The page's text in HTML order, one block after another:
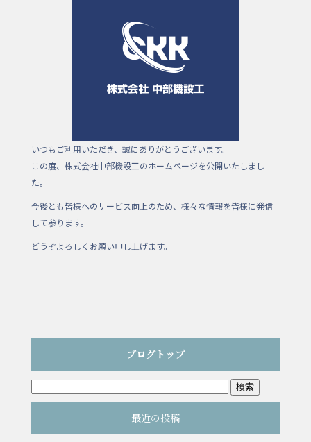
いつもご利用いただき、誠にありがとうございます。
この度、株式会社中部機設工のホームページを公開いたしまし
た。
今後とも皆様へのサービス向上のため、様々な情報を皆様に発信
して参ります。
どうぞよろしくお願い申し上げます。
ブログトップ
最近の投稿